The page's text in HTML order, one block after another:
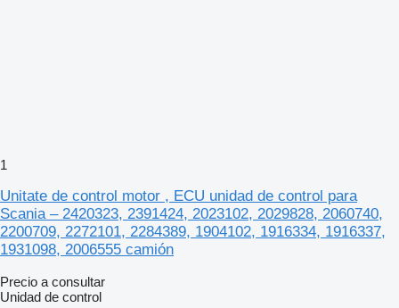
1
Unitate de control motor , ECU unidad de control para
Scania – 2420323, 2391424, 2023102, 2029828, 2060740,
2200709, 2272101, 2284389, 1904102, 1916334, 1916337,
1931098, 2006555 camión
Precio a consultar
Unidad de control